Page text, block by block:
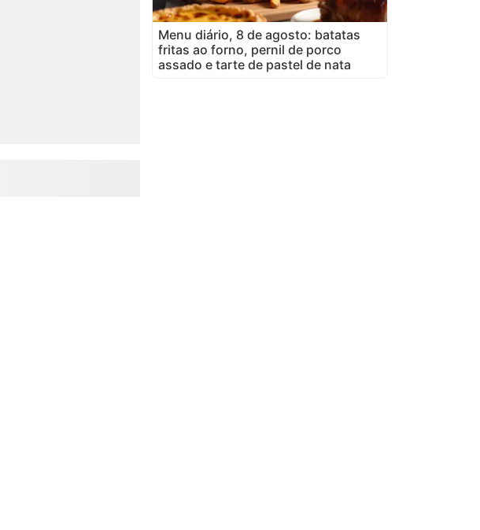
Menu diário, 8 de agosto: batatas
fritas ao forno, pernil de porco
assado e tarte de pastel de nata